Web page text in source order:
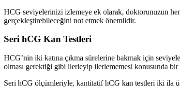
HCG seviyelerinizi izlemeye ek olarak, doktorunuzun
gerçekleştirebileceğini not etmek önemlidir.
Seri hCG Kan Testleri
HCG’nin iki katına çıkma sürelerine bakmak için
olması gerektiği gibi ilerleyip ilerlememesi konusunda
Seri hCG ölçümleriyle, kantitatif hCG kan testleri iki ila